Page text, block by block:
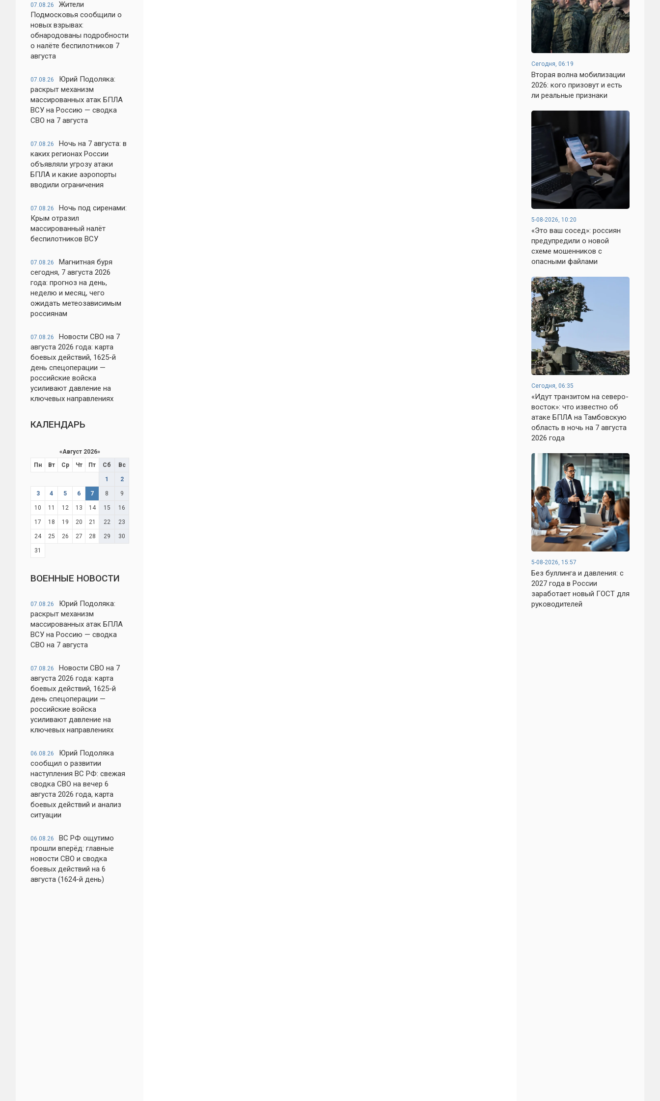
07.08.26
Жители
Подмосковья сообщили о
новых взрывах:
обнародованы подробности
о налёте беспилотников 7
августа
07.08.26
Юрий Подоляка:
раскрыт механизм
массированных атак БПЛА
ВСУ на Россию — сводка
СВО на 7 августа
07.08.26
Ночь на 7 августа: в
каких регионах России
объявляли угрозу атаки
БПЛА и какие аэропорты
вводили ограничения
07.08.26
Ночь под сиренами:
Крым отразил
массированный налёт
беспилотников ВСУ
07.08.26
Магнитная буря
сегодня, 7 августа 2026
года: прогноз на день,
неделю и месяц, чего
ожидать метеозависимым
россиянам
07.08.26
Новости СВО на 7
августа 2026 года: карта
боевых действий, 1625-й
день спецоперации —
российские войска
усиливают давление на
ключевых направлениях
КАЛЕНДАРЬ
«Август 2026»
Пн
Вт Ср Чт Пт Сб Вс
1 2
3 4 5 6 7 8 9
10 11 12 13 14 15 16
17 18 19 20 21 22 23
24 25 26 27 28 29 30
31
ВОЕННЫЕ НОВОСТИ
07.08.26
Юрий Подоляка:
раскрыт механизм
массированных атак БПЛА
ВСУ на Россию — сводка
СВО на 7 августа
07.08.26
Новости СВО на 7
августа 2026 года: карта
боевых действий, 1625-й
день спецоперации —
российские войска
усиливают давление на
ключевых направлениях
06.08.26
Юрий Подоляка
сообщил о развитии
наступления ВС РФ: свежая
сводка СВО на вечер 6
августа 2026 года, карта
боевых действий и анализ
ситуации
06.08.26
ВС РФ ощутимо
прошли вперёд: главные
новости СВО и сводка
боевых действий на 6
августа (1624-й день)
Сегодня, 06:19
Вторая волна мобилизации
2026: кого призовут и есть
ли реальные признаки
5-08-2026, 10:20
«Это ваш сосед»: россиян
предупредили о новой
схеме мошенников с
опасными файлами
Сегодня, 06:35
«Идут транзитом на северо-
восток»: что известно об
атаке БПЛА на Тамбовскую
область в ночь на 7 августа
2026 года
5-08-2026, 15:57
Без буллинга и давления: с
2027 года в России
заработает новый ГОСТ для
руководителей